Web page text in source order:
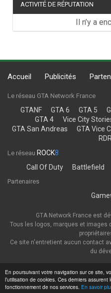
En poursuivant votre navigation sur ce site,
l’utilisation de cookies. Ces derniers assurent
fonctionnement de nos services. En savoir
ACTIVITÉ DE RÉPUTATION
Il n’y a
Accueil Publicités
Le réseau GTA Network France
GTANF GTA 6 GTA 5
GTA 4
Vice City
GTA San Andreas
GTA Vice
Le réseau ROCK8
Call Of Duty
Battlefield
Partenaires
GTA Network France est
Tous les logos, marques et images
Ce site n'entretient aucun contact
du
Thème
GTA
Powered by